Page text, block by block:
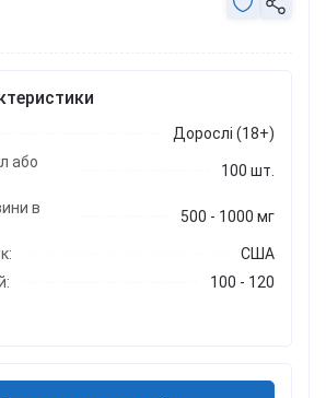
Дорослі (18+)
або
100 шт.
в
500 - 1000 мг
США
100 - 120